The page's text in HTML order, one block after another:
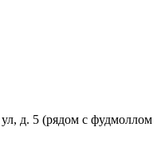
д. 5 (рядом с фудмоллом